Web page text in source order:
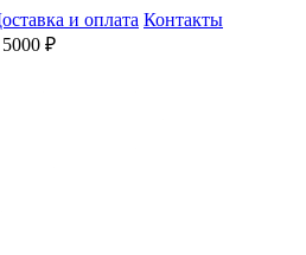
и оплата Контакты
5000 ₽